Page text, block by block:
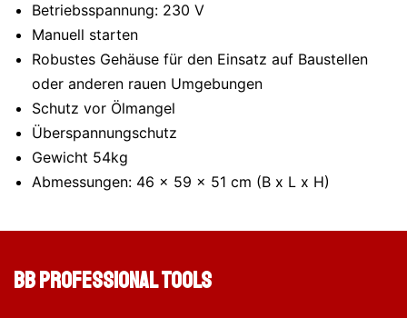
Betriebsspannung: 230 V
Manuell starten
Robustes Gehäuse für den Einsatz auf Baustellen
oder anderen rauen Umgebungen
Schutz vor Ölmangel
Überspannungschutz
Gewicht 54kg
Abmessungen: 46 x 59 x 51 cm (B x L x H)
BB Professional Tools